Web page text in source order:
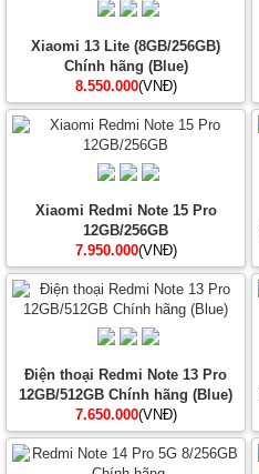
Xiaomi 13 Lite (8GB/256GB)
Chính hãng (Blue)
8.550.000(VNĐ)
Xiaomi Redmi Note 15 Pro
12GB/256GB
7.950.000(VNĐ)
Điện thoại Redmi Note 13 Pro
12GB/512GB Chính hãng (Blue)
7.650.000(VNĐ)